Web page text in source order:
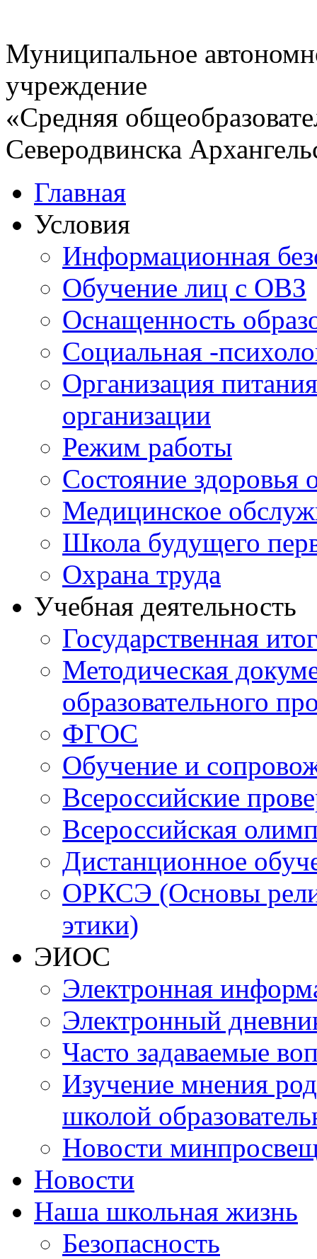
Муниципальное
учреждение
«Средняя
Северодвинска
Главная
Условия
Информационная
Обучение лиц с ОВЗ
Оснащенность
Социальная -
Организация
организации
Режим работы
Состояние
Медицинское
Школа будущего
Охрана труда
Учебная деятельность
Государственная
Методическая
образовательного
ФГОС
Обучение и
Всероссийские
Всероссийская
Дистанционное
ОРКСЭ (Основы
этики)
ЭИОС
Электронная
Электронный
Часто задаваемые
Изучение мнения
школой
Новости
Новости
Наша школьная жизнь
Безопасность